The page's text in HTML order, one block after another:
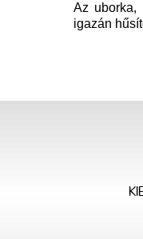
Az uborka,
igazán